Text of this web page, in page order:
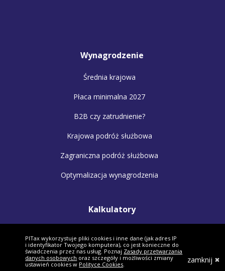
Wynagrodzenie
Średnia krajowa
Płaca minimalna 2027
B2B czy zatrudnienie?
Krajowa podróż służbowa
Zagraniczna podróż służbowa
Optymalizacja wynagrodzenia
Kalkulatory
Kalkulator małżonków
PITax wykorzystuje pliki cookies i inne dane (jak adres IP
i identyfikator Twojego komputera), co jest konieczne do
świadczenia przez nas usług. Poznaj Zasady przetwarzania
danych osobowych oraz szczegóły i możliwości zmiany
ustawień cookies w Polityce Cookies. zamknij